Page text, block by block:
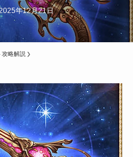
年12月21日
攻略解説